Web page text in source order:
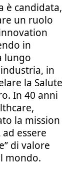
è candidata,
un ruolo
in
lungo
in
la Salute
In 40 anni
la mission
essere
di valore
mondo.